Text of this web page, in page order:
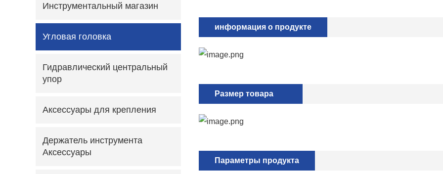
информация о продукте
Размер товара
Параметры продукта
Инструментальный магазин
Угловая головка
Гидравлический центральный
упор
Аксессуары для крепления
Держатель инструмента
Аксессуары